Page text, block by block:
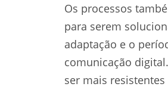
Os processos
para serem
adaptação e o
comunicação
ser mais